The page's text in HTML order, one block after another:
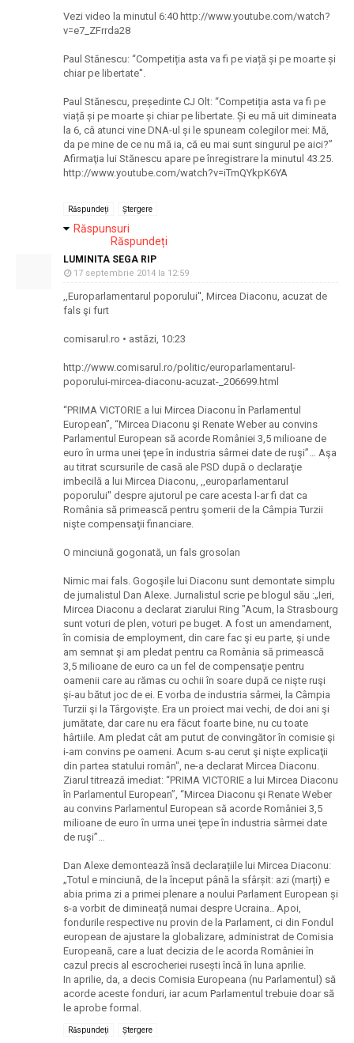
Vezi video la minutul 6:40 http://www.youtube.com/watch?
v=e7_ZFrrda28
Paul Stănescu: “Competiția asta va fi pe viață și pe moarte și
chiar pe libertate''.
Paul Stănescu, președinte CJ Olt: “Competiția asta va fi pe
viață și pe moarte și chiar pe libertate. Și eu mă uit dimineata
la 6, că atunci vine DNA-ul și le spuneam colegilor mei: Mă,
da pe mine de ce nu mă ia, că eu mai sunt singurul pe aici?”
Afirmaţia lui Stănescu apare pe înregistrare la minutul 43.25.
http://www.youtube.com/watch?v=iTmQYkpK6YA
Răspundeți Ștergere
Răspunsuri
Răspundeți
LUMINITA SEGA RIP
17 septembrie 2014 la 12:59
,,Europarlamentarul poporului'', Mircea Diaconu, acuzat de
fals şi furt
comisarul.ro • astăzi, 10:23
http://www.comisarul.ro/politic/europarlamentarul-
poporului-mircea-diaconu-acuzat-_206699.html
“PRIMA VICTORIE a lui Mircea Diaconu în Parlamentul
European”, “Mircea Diaconu şi Renate Weber au convins
Parlamentul European să acorde României 3,5 milioane de
euro în urma unei ţepe în industria sârmei date de ruşi”… Aşa
au titrat scursurile de casă ale PSD după o declaraţie
imbecilă a lui Mircea Diaconu, ,,europarlamentarul
poporului'' despre ajutorul pe care acesta l-ar fi dat ca
România să primească pentru şomerii de la Câmpia Turzii
nişte compensaţii financiare.
O minciună gogonată, un fals grosolan
Nimic mai fals. Gogoşile lui Diaconu sunt demontate simplu
de jurnalistul Dan Alexe. Jurnalistul scrie pe blogul său :„Ieri,
Mircea Diaconu a declarat ziarului Ring "Acum, la Strasbourg
sunt voturi de plen, voturi pe buget. A fost un amendament,
în comisia de employment, din care fac şi eu parte, şi unde
am semnat şi am pledat pentru ca România să primească
3,5 milioane de euro ca un fel de compensaţie pentru
oamenii care au rămas cu ochii în soare după ce nişte ruşi
şi-au bătut joc de ei. E vorba de industria sârmei, la Câmpia
Turzii şi la Târgovişte. Era un proiect mai vechi, de doi ani şi
jumătate, dar care nu era făcut foarte bine, nu cu toate
hârtiile. Am pledat cât am putut de convingător în comisie şi
i-am convins pe oameni. Acum s-au cerut şi nişte explicaţii
din partea statului român", ne-a declarat Mircea Diaconu.
Ziarul titrează imediat: “PRIMA VICTORIE a lui Mircea Diaconu
în Parlamentul European”, “Mircea Diaconu şi Renate Weber
au convins Parlamentul European să acorde României 3,5
milioane de euro în urma unei ţepe în industria sârmei date
de ruşi”…
Dan Alexe demontează însă declarațiile lui Mircea Diaconu:
„Totul e minciună, de la început până la sfârșit: azi (marți) e
abia prima zi a primei plenare a noului Parlament European și
s-a vorbit de dimineață numai despre Ucraina.. Apoi,
fondurile respective nu provin de la Parlament, ci din Fondul
european de ajustare la globalizare, administrat de Comisia
Europeană, care a luat decizia de le acorda României în
cazul precis al escrocheriei rusești încă în luna aprilie.
In aprilie, da, a decis Comisia Europeana (nu Parlamentul) să
acorde aceste fonduri, iar acum Parlamentul trebuie doar să
le aprobe formal.
Răspundeți Ștergere